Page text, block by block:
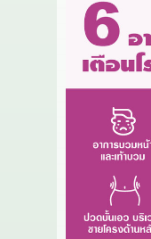
เกี่ยวกับเรา